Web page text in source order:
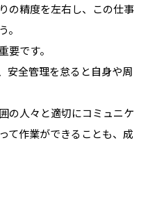
の精度を左右し、この仕事
。
要です。
安全管理を怠ると自身や周
の人々と適切にコミュニケ
て作業ができることも、成